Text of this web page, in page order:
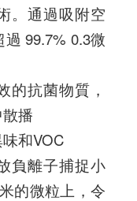
。通過吸附空
99.7% 0.3微
的抗菌物質，
播
和VOC
負離子捕捉小
的微粒上，令